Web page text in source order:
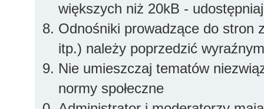
większych niż 20kB -
Odnośniki prowadzące do stron
itp.) należy poprzedzić
Nie umieszczaj tematów
normy społeczne